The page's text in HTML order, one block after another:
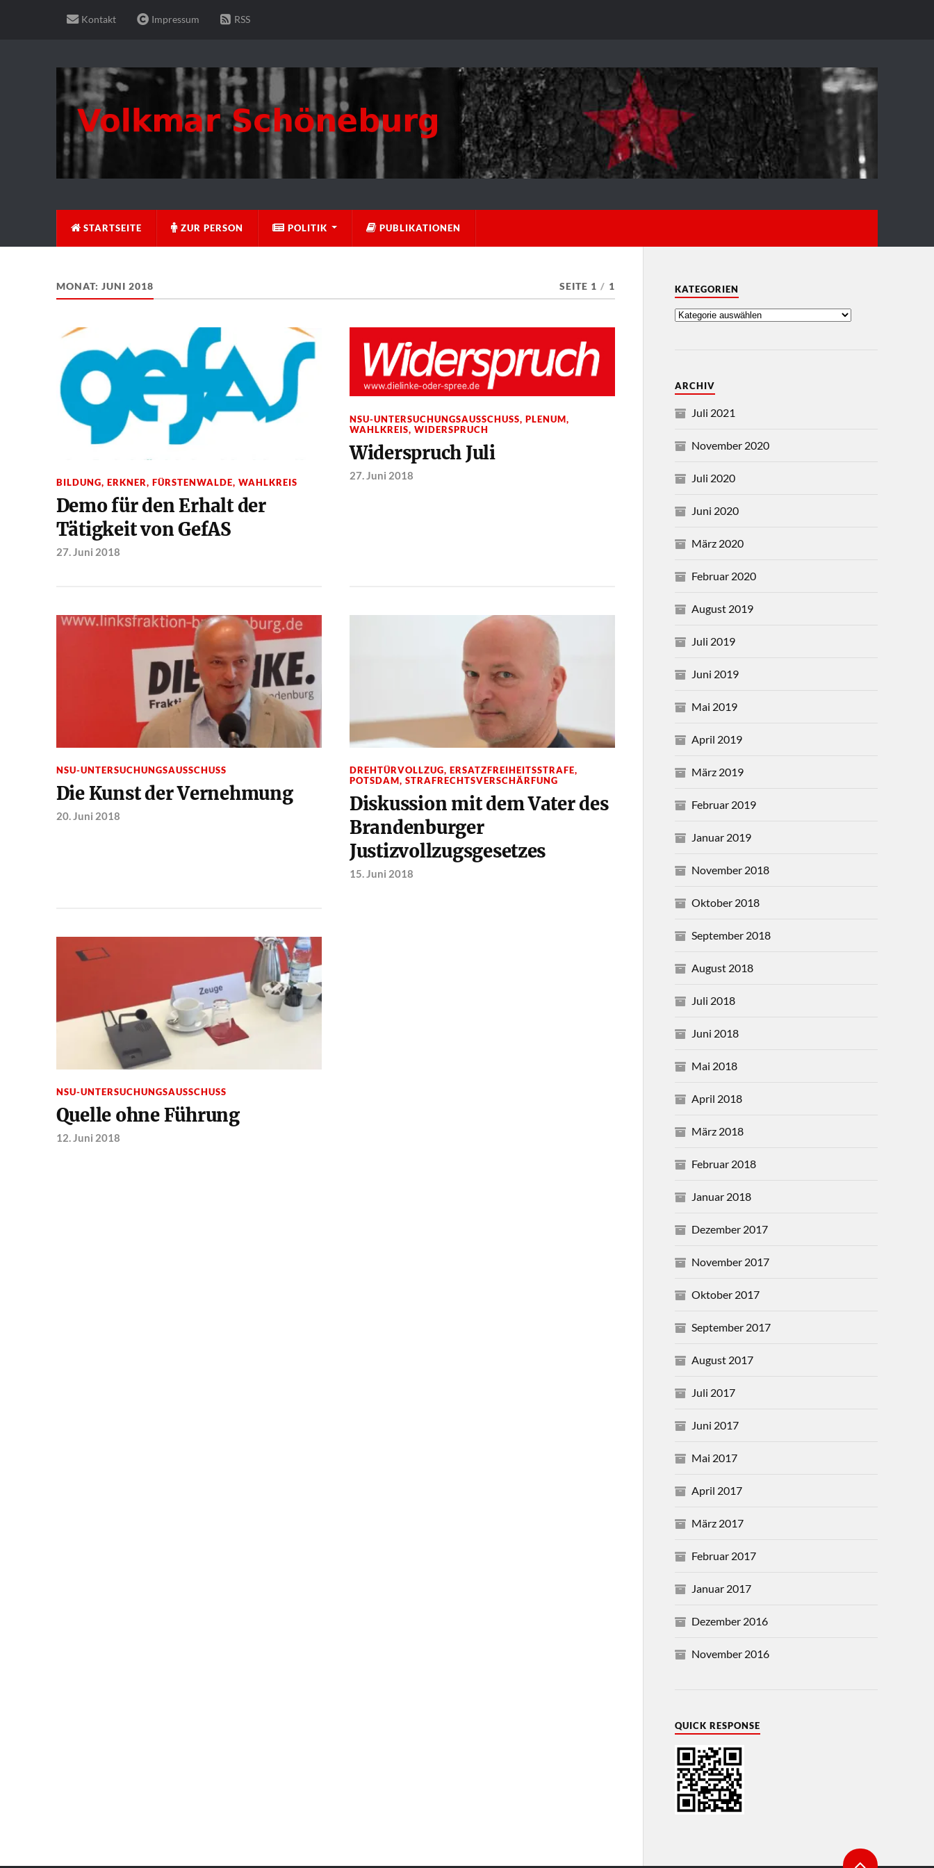
Kontakt Impressum RSS
STARTSEITE ZUR PERSON POLITIK PUBLIKATIONEN
MONAT: JUNI 2018 SEITE 1 / 1
BILDUNG, ERKNER, FÜRSTENWALDE, WAHLKREIS
Demo für den Erhalt der
Tätigkeit von GefAS
27. Juni 2018
NSU-UNTERSUCHUNGSAUSSCHUSS, PLENUM,
WAHLKREIS, WIDERSPRUCH
Widerspruch Juli
27. Juni 2018
NSU-UNTERSUCHUNGSAUSSCHUSS
Die Kunst der Vernehmung
20. Juni 2018
DREHTÜRVOLLZUG, ERSATZFREIHEITSSTRAFE,
POTSDAM, STRAFRECHTSVERSCHÄRFUNG
Diskussion mit dem Vater des
Brandenburger
Justizvollzugsgesetzes
15. Juni 2018
NSU-UNTERSUCHUNGSAUSSCHUSS
Quelle ohne Führung
12. Juni 2018
KATEGORIEN
ARCHIV
Juli 2021
November 2020
Juli 2020
Juni 2020
März 2020
Februar 2020
August 2019
Juli 2019
Juni 2019
Mai 2019
April 2019
März 2019
Februar 2019
Januar 2019
November 2018
Oktober 2018
September 2018
August 2018
Juli 2018
Juni 2018
Mai 2018
April 2018
März 2018
Februar 2018
Januar 2018
Dezember 2017
November 2017
Oktober 2017
September 2017
August 2017
Juli 2017
Juni 2017
Mai 2017
April 2017
März 2017
Februar 2017
Januar 2017
Dezember 2016
November 2016
QUICK RESPONSE